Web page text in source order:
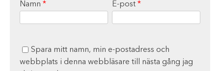
Namn * E-post *
Spara mitt namn, min e-postadress och
webbplats i denna webbläsare till nästa gång jag